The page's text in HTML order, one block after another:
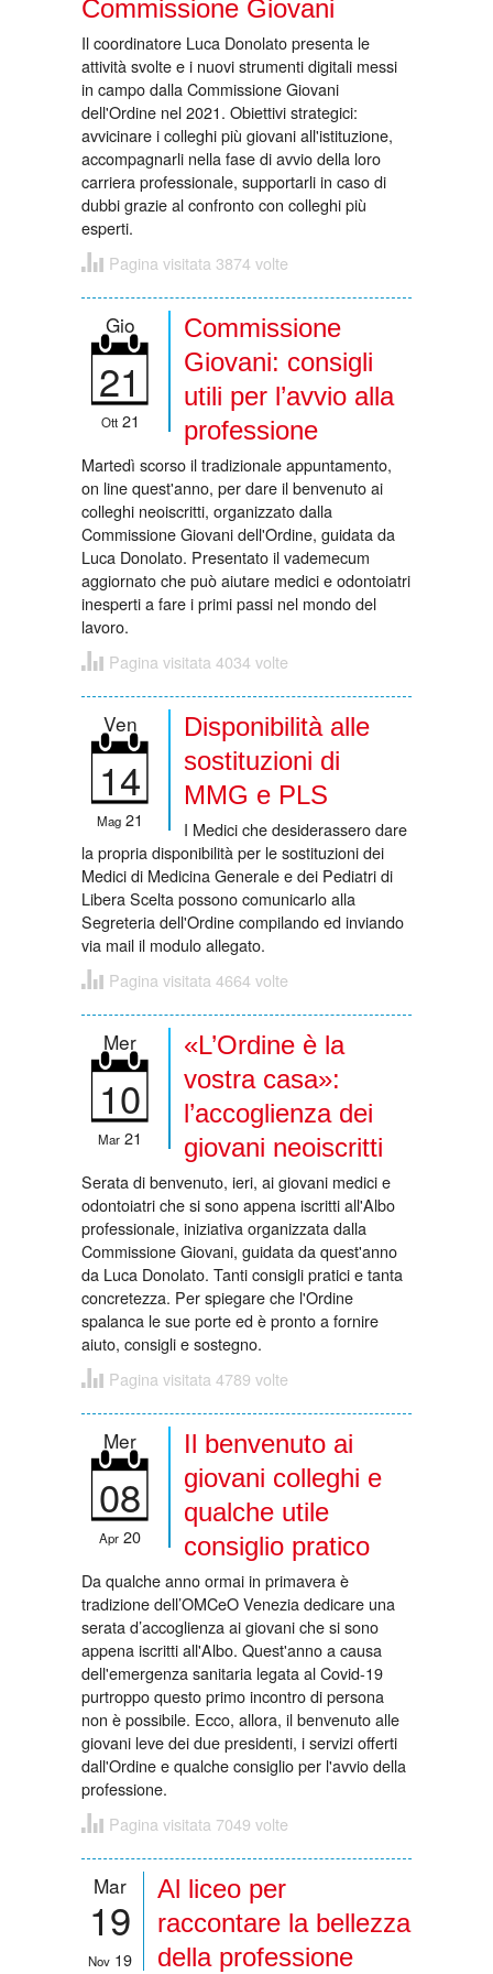
Commissione Giovani
Il coordinatore Luca Donolato presenta le
attività svolte e i nuovi strumenti digitali messi
in campo dalla Commissione Giovani
dell'Ordine nel 2021. Obiettivi strategici:
avvicinare i colleghi più giovani all'istituzione,
accompagnarli nella fase di avvio della loro
carriera professionale, supportarli in caso di
dubbi grazie al confronto con colleghi più
esperti.
Pagina visitata 3874 volte
Gio
21
Ott 21
Commissione
Giovani: consigli
utili per l’avvio alla
professione
Martedì scorso il tradizionale appuntamento,
on line quest'anno, per dare il benvenuto ai
colleghi neoiscritti, organizzato dalla
Commissione Giovani dell'Ordine, guidata da
Luca Donolato. Presentato il vademecum
aggiornato che può aiutare medici e odontoiatri
inesperti a fare i primi passi nel mondo del
lavoro.
Pagina visitata 4034 volte
Ven
14
Mag 21
Disponibilità alle
sostituzioni di
MMG e PLS
I Medici che desiderassero dare
la propria disponibilità per le sostituzioni dei
Medici di Medicina Generale e dei Pediatri di
Libera Scelta possono comunicarlo alla
Segreteria dell'Ordine compilando ed inviando
via mail il modulo allegato.
Pagina visitata 4664 volte
Mer
10
Mar 21
«L’Ordine è la
vostra casa»:
l’accoglienza dei
giovani neoiscritti
Serata di benvenuto, ieri, ai giovani medici e
odontoiatri che si sono appena iscritti all'Albo
professionale, iniziativa organizzata dalla
Commissione Giovani, guidata da quest'anno
da Luca Donolato. Tanti consigli pratici e tanta
concretezza. Per spiegare che l'Ordine
spalanca le sue porte ed è pronto a fornire
aiuto, consigli e sostegno.
Pagina visitata 4789 volte
Mer
08
Apr 20
Il benvenuto ai
giovani colleghi e
qualche utile
consiglio pratico
Da qualche anno ormai in primavera è
tradizione dell’OMCeO Venezia dedicare una
serata d’accoglienza ai giovani che si sono
appena iscritti all'Albo. Quest'anno a causa
dell'emergenza sanitaria legata al Covid-19
purtroppo questo primo incontro di persona
non è possibile. Ecco, allora, il benvenuto alle
giovani leve dei due presidenti, i servizi offerti
dall'Ordine e qualche consiglio per l'avvio della
professione.
Pagina visitata 7049 volte
Mar
19
Nov 19
Al liceo per
raccontare la bellezza
della professione